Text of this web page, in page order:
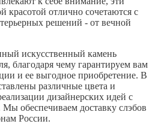
красотой отлично сочетаются с
решений - от вечной
искусственный камень
благодаря чему гарантируем вам
и ее выгодное приобретение. В
различные цвета и
дизайнерских идей с
обеспечиваем доставку слэбов
России.